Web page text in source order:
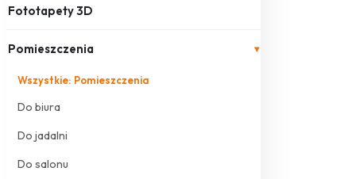
Fototapety 3D
Pomieszczenia ▾
Wszystkie: Pomieszczenia
Do biura
Do jadalni
Do salonu